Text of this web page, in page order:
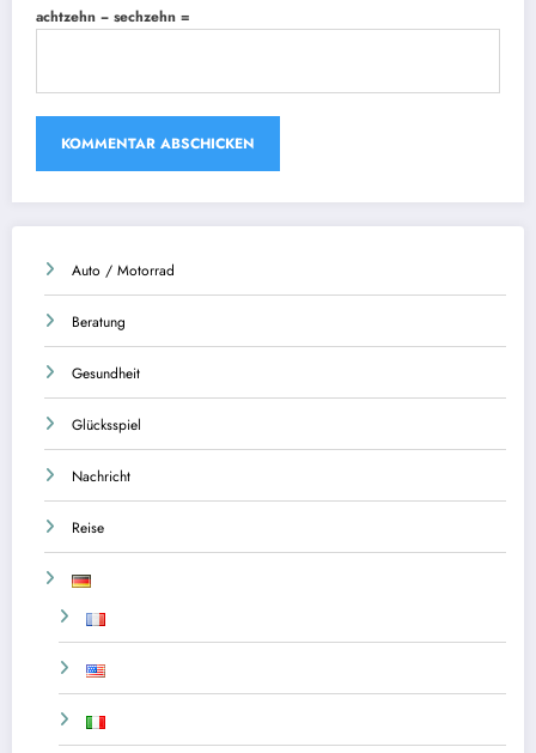
achtzehn − sechzehn =
Auto / Motorrad
Beratung
Gesundheit
Glücksspiel
Nachricht
Reise